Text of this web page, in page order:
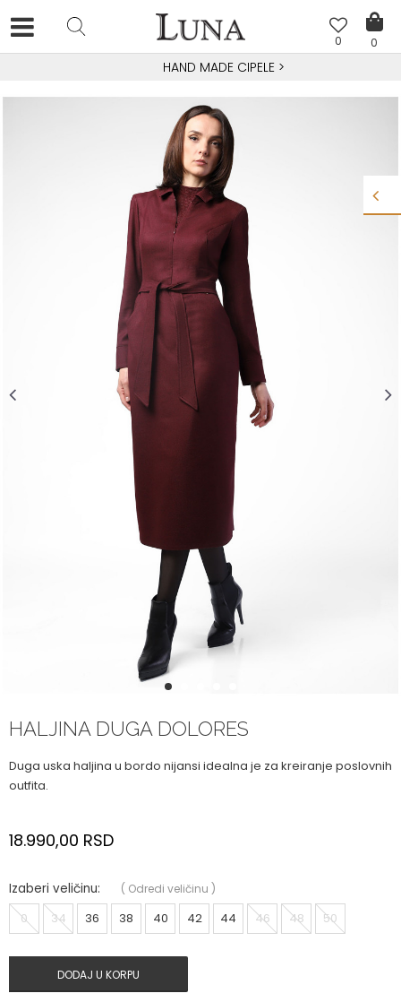
0
0
HAND MADE CIPELE>
1
HALJINA DUGA DOLORES
Duga uska haljina u bordo nijansi idealna je za kreiranje poslovnih
outfita.
18.990,00 RSD
Izaberi veličinu: ( Odredi veličinu )
0 34 36 38 40 42 44 46 48 50
DODAJ U KORPU